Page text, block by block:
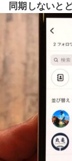
同期しないと